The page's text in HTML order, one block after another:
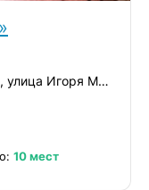
Московская область, Красногорск, улица Игоря Мерлушкина, 1
10 мест